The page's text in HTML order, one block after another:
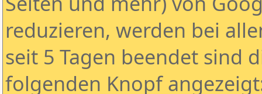
reduzieren, werden bei
seit 5 Tagen beendet sind
folgenden Knopf